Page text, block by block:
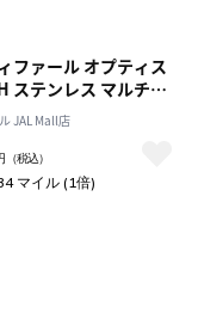
ファール オプティス
ステンレス マルチポ
コールグレー 16cm
・ガス火対応
JAL Mall店
（税込）
マイル (1倍)